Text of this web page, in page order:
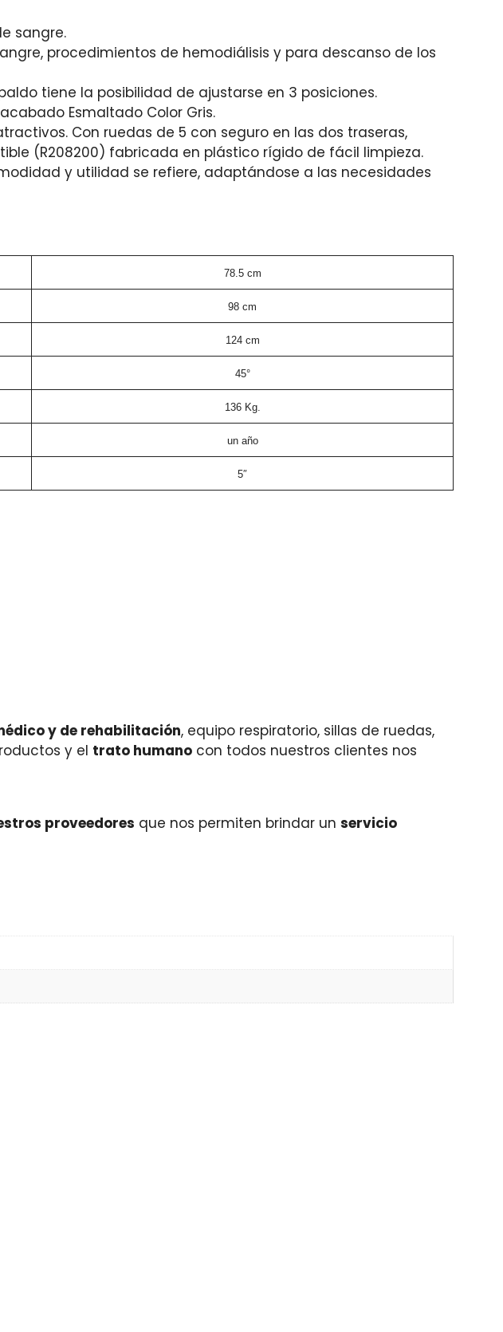
sangre.
procedimientos de hemodiálisis y para descanso de los
tiene la posibilidad de ajustarse en 3 posiciones.
Esmaltado Color Gris.
Con ruedas de 5 con seguro en las dos traseras,
(R208200) fabricada en plástico rígido de fácil limpieza.
y utilidad se refiere, adaptándose a las necesidades
78.5 cm
98 cm
124 cm
45°
136 Kg.
un año
5″
y de rehabilitación, equipo respiratorio, sillas de ruedas,
y el trato humano con todos nuestros clientes nos
proveedores que nos permiten brindar un servicio